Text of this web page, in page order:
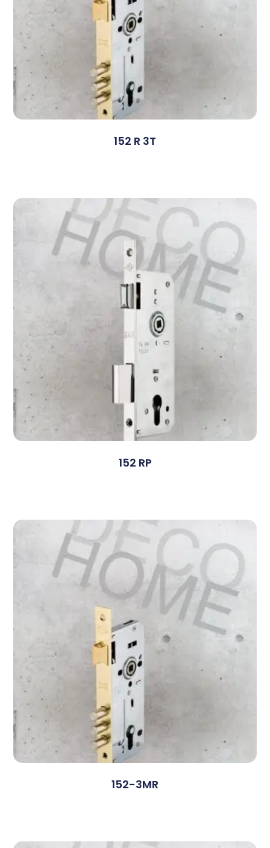
152 R 3T
152 RP
152-3MR